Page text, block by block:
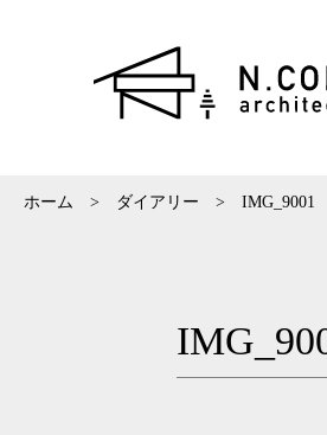
ホーム > ダイアリー > IMG_9001